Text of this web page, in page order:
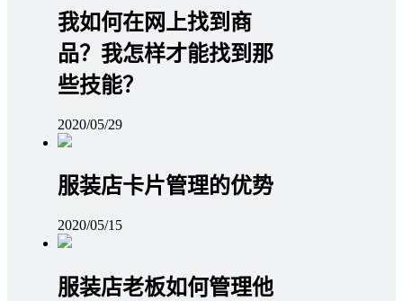
我如何在网上找到商
品？我怎样才能找到那
些技能？
2020/05/29
服装店卡片管理的优势
2020/05/15
服装店老板如何管理他